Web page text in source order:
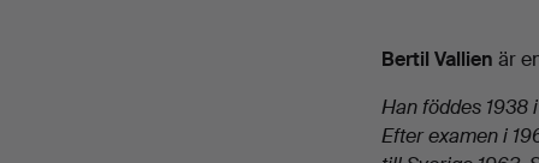
Bertil Vallien är
Han föddes 1938
Efter examen i